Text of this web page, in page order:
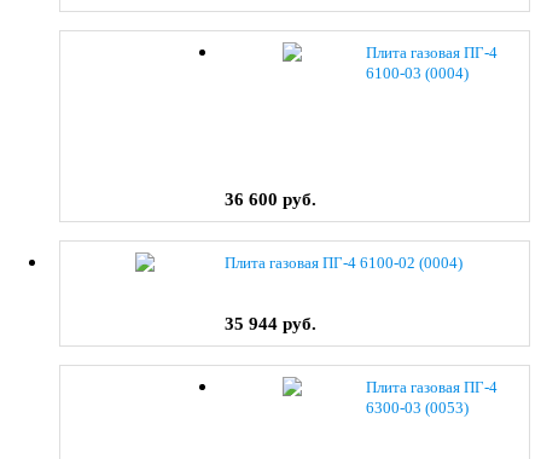
Плита газовая ПГ-4
6100-03 (0004)
36 600 руб.
Плита газовая ПГ-4 6100-02 (0004)
35 944 руб.
Плита газовая ПГ-4
6300-03 (0053)